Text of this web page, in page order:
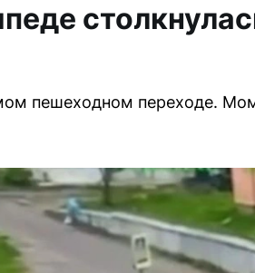
пешеходном переходе.